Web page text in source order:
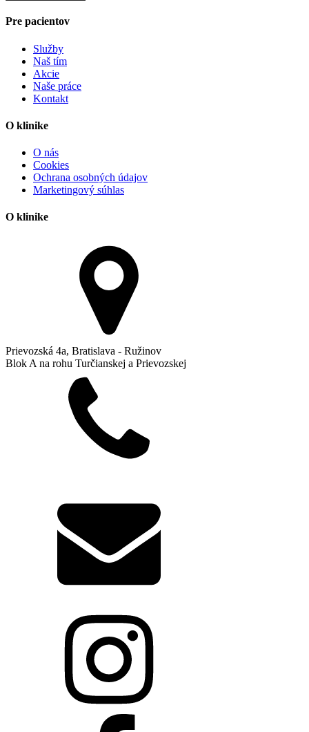
Pre pacientov
Služby
Naš tím
Akcie
Naše práce
Kontakt
O klinike
O nás
Cookies
Ochrana osobných údajov
Marketingový súhlas
O klinike
Prievozská 4a, Bratislava - Ružinov
Blok A na rohu Turčianskej a Prievozskej